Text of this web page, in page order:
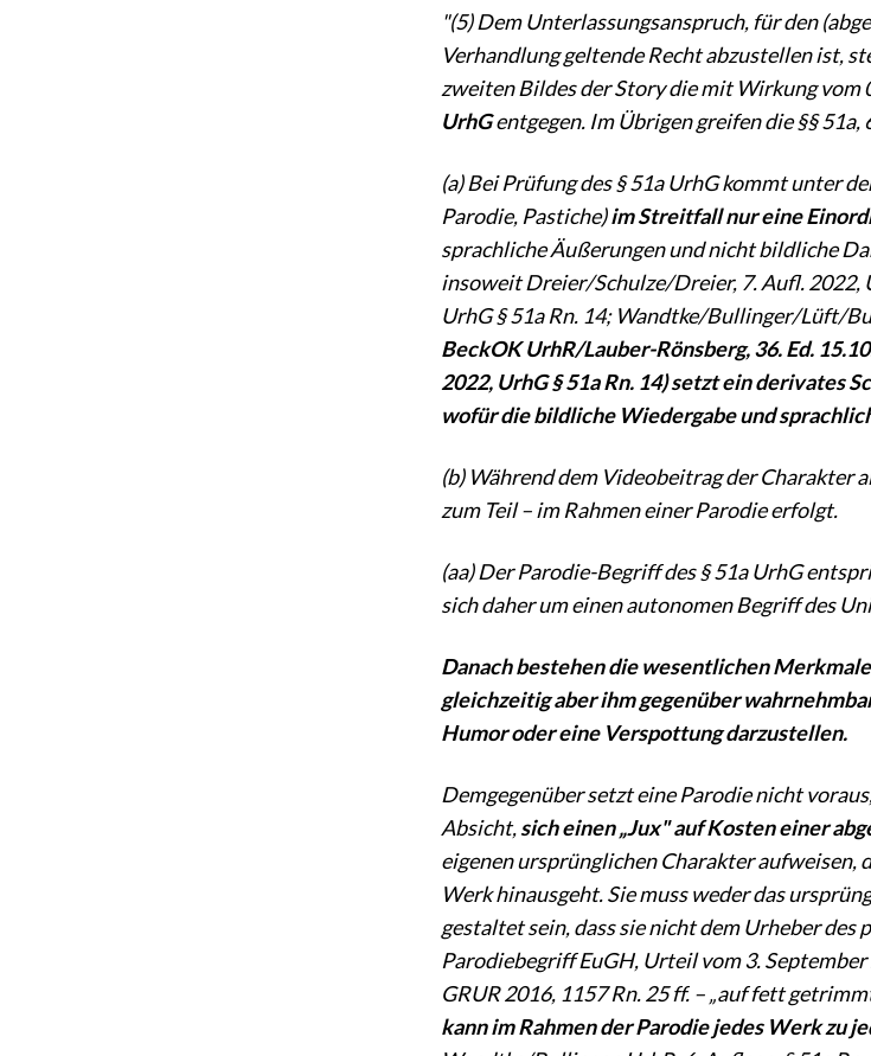
"(5) Dem Unterlassungsanspruch, für den
Verhandlung geltende Recht abzustellen ist,
zweiten Bildes der Story die mit Wirkung vom
UrhGentgegen. Im Übrigen greifen die §§ 51a,
(a) Bei Prüfung des § 51a UrhG kommt unter
Parodie, Pastiche)im Streitfall nur eine
sprachliche Äußerungen und nicht bildliche
insoweit Dreier/Schulze/Dreier, 7. Aufl. 2022,
UrhG § 51a Rn. 14; Wandtke/Bullinger/Lüft/
BeckOK UrhR/Lauber-Rönsberg, 36. Ed.
2022, UrhG § 51a Rn. 14) setzt ein derivates
wofür die bildliche Wiedergabe und
(b) Während dem Videobeitrag der Charakter
zum Teil – im Rahmen einer Parodie erfolgt.
(aa) Der Parodie-Begriff des § 51a UrhG
sich daher um einen autonomen Begriff des
Danach bestehen die wesentlichen
gleichzeitig aber ihm gegenüber
Humor oder eine Verspottung darzustellen.
Demgegenüber setzt eine Parodie nicht
Absicht,sich einen „Jux" auf Kosten einer
eigenen ursprünglichen Charakter
Werk hinausgeht. Sie muss weder das
gestaltet sein, dass sie nicht dem Urheber
Parodiebegriff EuGH, Urteil vom 3.
GRUR 2016, 1157 Rn. 25 ff. – „auf fett
kann im Rahmen der Parodie jedes Werk zu